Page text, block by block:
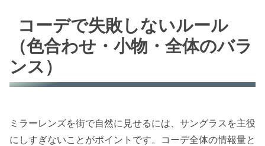
コーデで失敗しないルール
（色合わせ・小物・全体のバラ
ンス）
ミラーレンズを街で自然に見せるには、サングラスを主役
にしすぎないことがポイントです。コーデ全体の情報量と